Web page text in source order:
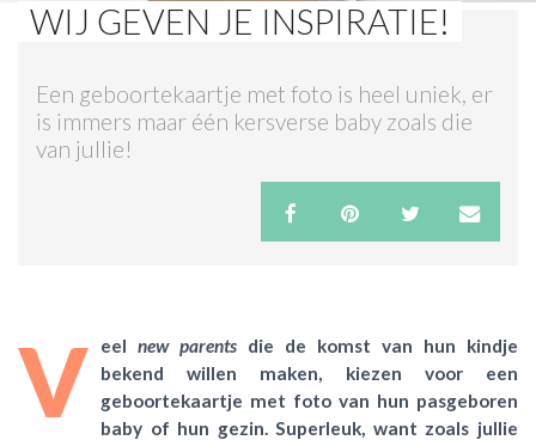
SHOPS
ACTIES & KORTING
WIJ GEVEN JE INSPIRATIE!
Een geboortekaartje met foto is heel uniek, er
is immers maar één kersverse baby zoals die
van jullie!
V eel new parents die de komst van hun kindje
bekend willen maken, kiezen voor een
geboortekaartje met foto van hun pasgeboren
baby of hun gezin. Superleuk, want zoals jullie